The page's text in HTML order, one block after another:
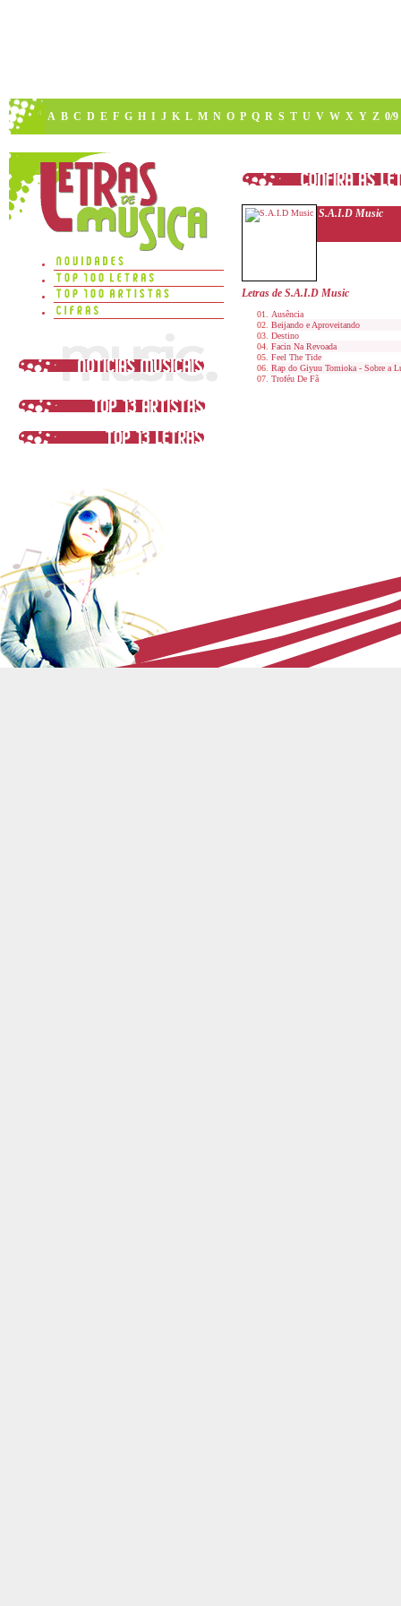
A B C D E F G H I J K L M N O P Q R S T U V W X Y Z 0/9
S.A.I.D Music
Letras de S.A.I.D Music
Ausência
Beijando e Aproveitando
Destino
Facin Na Revoada
Feel The Tide
Rap do Giyuu Tomioka - Sobre a
Troféu De Fã